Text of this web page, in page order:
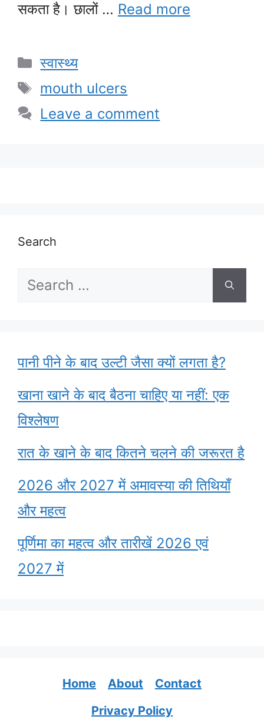
सकता है। छालों … Read more
Categories
स्वास्थ्य
Tags
mouth ulcers
Leave a comment
Search
Search
पानी पीने के बाद उल्टी जैसा क्यों लगता है?
खाना खाने के बाद बैठना चाहिए या नहीं: एक
विश्लेषण
रात के खाने के बाद कितने चलने की जरूरत है
2026 और 2027 में अमावस्या की तिथियाँ
और महत्व
पूर्णिमा का महत्व और तारीखें 2026 एवं
2027 में
Home About
Contact
Privacy Policy